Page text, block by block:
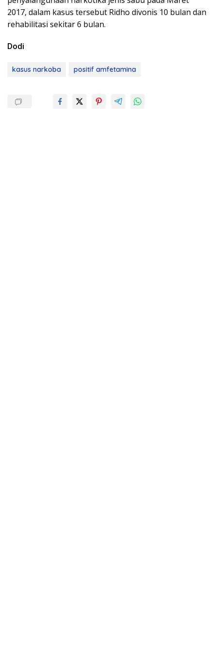
2017, dalam kasus tersebut Ridho divonis 10 bulan dan
rehabilitasi sekitar 6 bulan.
Dodi
kasus narkoba positif amfetamina